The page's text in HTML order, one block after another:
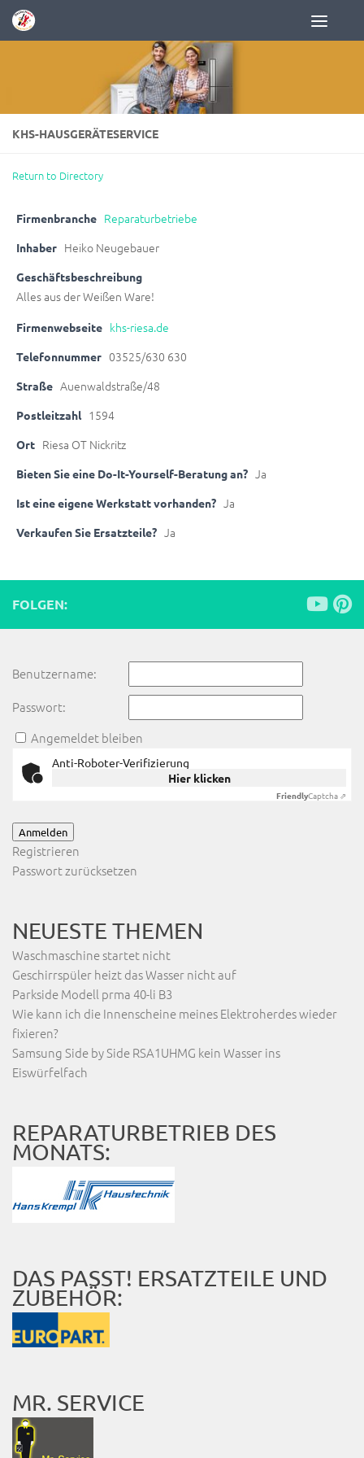
Zum Inhalt springen
KHS-HAUSGERÄTESERVICE
Return to Directory
Firmenbranche Reparaturbetriebe
Inhaber Heiko Neugebauer
Geschäftsbeschreibung
Alles aus der Weißen Ware!
Firmenwebseite khs-riesa.de
Telefonnummer 03525/630 630
Straße Auenwaldstraße/48
Postleitzahl 1594
Ort Riesa OT Nickritz
Bieten Sie eine Do-It-Yourself-Beratung an? Ja
Ist eine eigene Werkstatt vorhanden? Ja
Verkaufen Sie Ersatzteile? Ja
FOLGEN:
Benutzername:
Passwort:
Angemeldet bleiben
Anti-Roboter-Verifizierung
Hier klicken
FriendlyCaptcha ⇗
Anmelden
Registrieren
Passwort zurücksetzen
NEUESTE THEMEN
Waschmaschine startet nicht
Geschirrspüler heizt das Wasser nicht auf
Parkside Modell prma 40-li B3
Wie kann ich die Innenscheine meines Elektroherdes wieder
fixieren?
Samsung Side by Side RSA1UHMG kein Wasser ins
Eiswürfelfach
REPARATURBETRIEB DES
MONATS:
DAS PASST! ERSATZTEILE UND
ZUBEHÖR:
MR. SERVICE